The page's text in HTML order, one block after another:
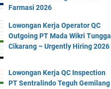
Farmasi 2026
Lowongan Kerja Operator QC
Outgoing PT Mada Wikri Tunggal
Cikarang – Urgently Hiring 2026
Lowongan Kerja QC Inspection
PT Sentralindo Teguh Gemilang